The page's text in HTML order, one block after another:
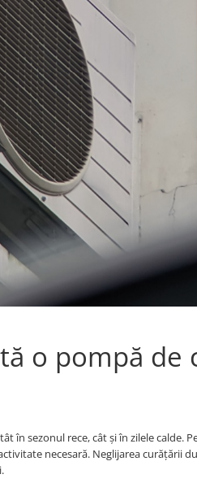
o pompă de
în sezonul rece, cât și în zilele calde.
necesară. Neglijarea curățării